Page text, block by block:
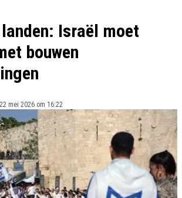
landen: Israël moet
bouwen
mei 2026 om 16:22